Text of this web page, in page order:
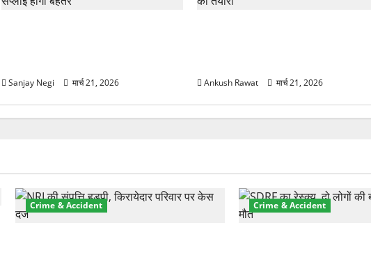
Sanjay Negi मार्च 21, 2026 Ankush Rawat मार्च 21, 2026
Crime & Accident Crime & Accident